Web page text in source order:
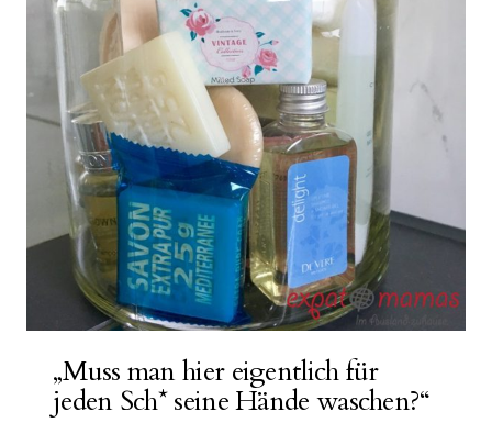
„Muss man hier eigentlich für
jeden Sch* seine Hände waschen?“